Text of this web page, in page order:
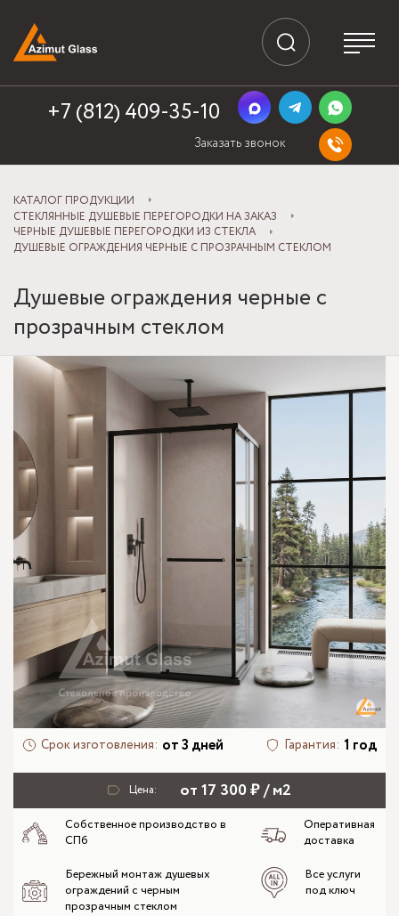
+7 (812) 409-35-10
Заказать звонок
КАТАЛОГ ПРОДУКЦИИ
СТЕКЛЯННЫЕ ДУШЕВЫЕ ПЕРЕГОРОДКИ НА ЗАКАЗ
ЧЕРНЫЕ ДУШЕВЫЕ ПЕРЕГОРОДКИ ИЗ СТЕКЛА
ДУШЕВЫЕ ОГРАЖДЕНИЯ ЧЕРНЫЕ С ПРОЗРАЧНЫМ СТЕКЛОМ
Душевые ограждения черные с
прозрачным стеклом
Срок изготовления: от 3 дней Гарантия: 1 год
Цена: от 17 300 ₽ / м2
Собственное производство в
СПб
Оперативная
доставка
Бережный монтаж душевых
ограждений с черным
прозрачным стеклом
Все услуги
под ключ